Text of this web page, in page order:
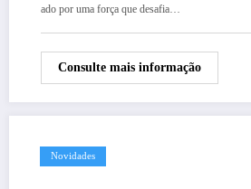
ado por uma força que desafia…
Consulte mais informação
Novidades